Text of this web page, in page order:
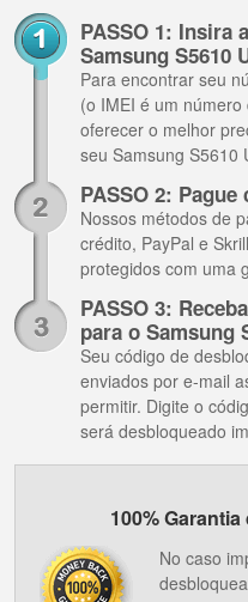
PASSO 1: Insira
Samsung S5610
Para encontrar seu
(o IMEI é um
oferecer o melhor
seu Samsung S5610
PASSO 2:
Nossos métodos de
crédito, PayPal e
protegidos com uma
PASSO 3:
para o Samsung
Seu código de
enviados por e-mail
permitir. Digite o
será desbloqueado
100%
No caso